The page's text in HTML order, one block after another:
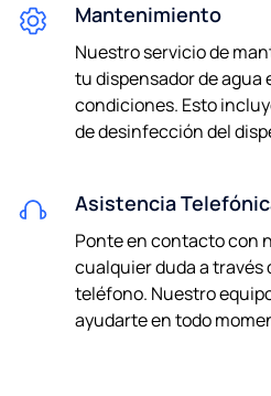
Al enviarnos tus datos, aceptas
privacidad.
Mantenimiento
Nuestro servicio de
tu dispensador de
condiciones. Esto
de desinfección del
Asistencia
Ponte en contacto con
cualquier duda a través
teléfono. Nuestro
ayudarte en todo